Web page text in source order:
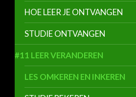
HOE LEER JE ONTVANGEN
STUDIE ONTVANGEN
#11 LEER VERANDEREN
LES OMKEREN EN INKEREN